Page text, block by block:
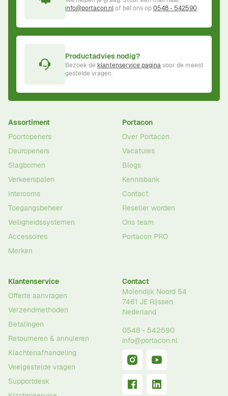
info@portacon.nlof bel ons op0548 - 542590.
Productadvies nodig?
Bezoek de klantenservice paginavoor de meest
gestelde vragen.
Assortiment
Poortopeners
Deuropeners
Slagbomen
Verkeerspalen
Intercoms
Toegangsbeheer
Veiligheidssystemen
Accessoires
Merken
Portacon
Over Portacon
Vacatures
Blogs
Kennisbank
Contact
Reseller worden
Ons team
Portacon PRO
Klantenservice
Offerte aanvragen
Verzendmethoden
Betalingen
Retourneren & annuleren
Klachtenafhandeling
Veelgestelde vragen
Supportdesk
Contact
Molendijk Noord 54
7461 JE Rijssen
Nederland
0548 - 542590
info@portacon.nl